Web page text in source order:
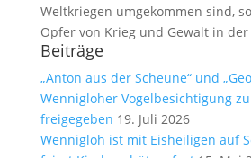
Weltkriegen umgekommen sind,
Opfer von Krieg und Gewalt in
Beiträge
„Anton aus der Scheune“ und
Wennigloher Vogelbesichtigung
freigegeben 19. Juli 2026
Wennigloh ist mit Eisheiligen auf